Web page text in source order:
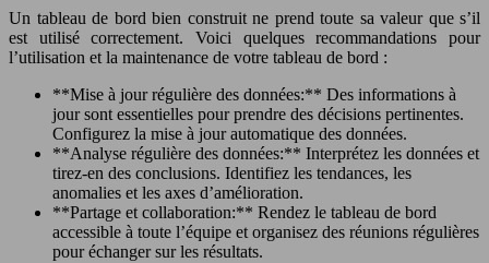
Un tableau de bord bien construit ne prend toute sa valeur que s’il
est utilisé correctement. Voici quelques recommandations pour
l’utilisation et la maintenance de votre tableau de bord :
**Mise à jour régulière des données:** Des informations à
jour sont essentielles pour prendre des décisions pertinentes.
Configurez la mise à jour automatique des données.
**Analyse régulière des données:** Interprétez les données et
tirez-en des conclusions. Identifiez les tendances, les
anomalies et les axes d’amélioration.
**Partage et collaboration:** Rendez le tableau de bord
accessible à toute l’équipe et organisez des réunions régulières
pour échanger sur les résultats.